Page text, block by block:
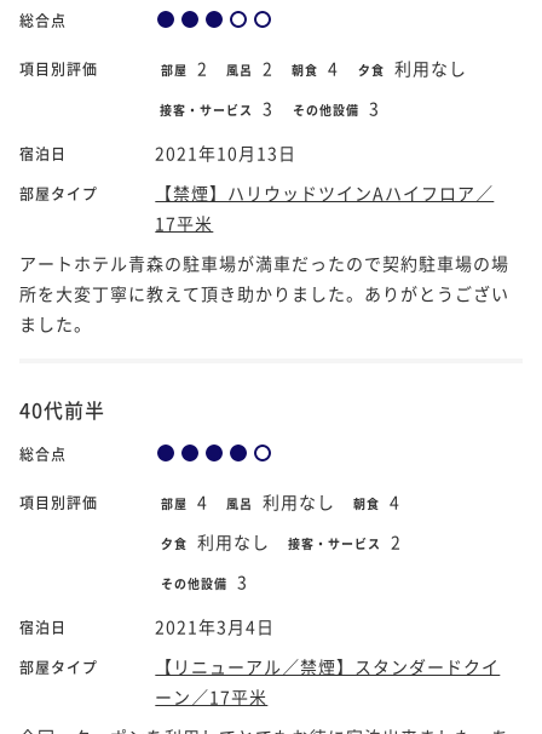
総合点
項目別評価 部屋 2 風呂 2 朝食 4 夕食 利用なし
接客・サービス 3 その他設備 3
宿泊日 2021年10月13日
部屋タイプ
【禁煙】ハリウッドツインAハイフロア／
17平米
アートホテル青森の駐車場が満車だったので契約駐車場の場
所を大変丁寧に教えて頂き助かりました。ありがとうござい
ました。
40代前半
総合点
項目別評価 部屋 4 風呂 利用なし 朝食 4
夕食 利用なし 接客・サービス 2
その他設備 3
宿泊日 2021年3月4日
部屋タイプ
【リニューアル／禁煙】スタンダードクイ
ーン／17平米